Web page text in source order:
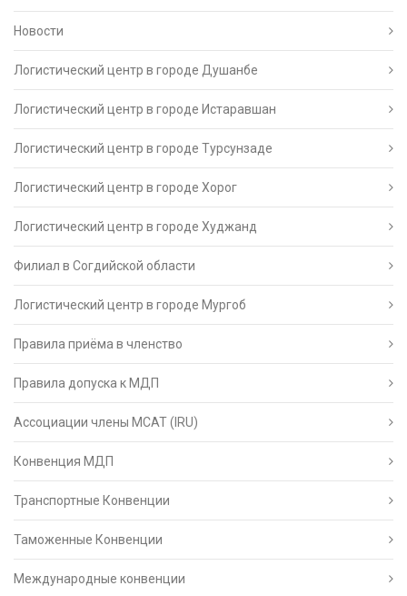
Новости
Логистический центр в городе Душанбе
Логистический центр в городе Истаравшан
Логистический центр в городе Турсунзаде
Логистический центр в городе Хорог
Логистический центр в городе Худжанд
Филиал в Согдийской области
Логистический центр в городе Мургоб
Правила приёма в членство
Правила допуска к МДП
Ассоциации члены МСАТ (IRU)
Конвенция МДП
Транспортные Конвенции
Таможенные Конвенции
Международные конвенции